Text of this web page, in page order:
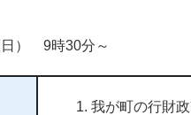
日） 9時30分～
我が町の行財